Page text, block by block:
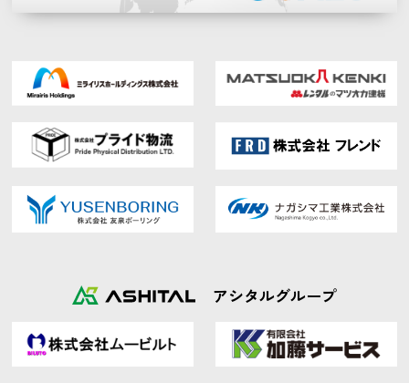
アシタルグループ